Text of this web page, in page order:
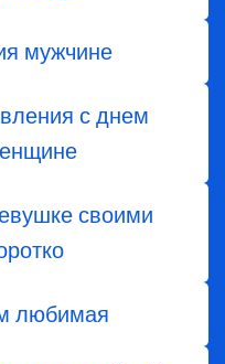
мужчине
с днем
своими
любимая